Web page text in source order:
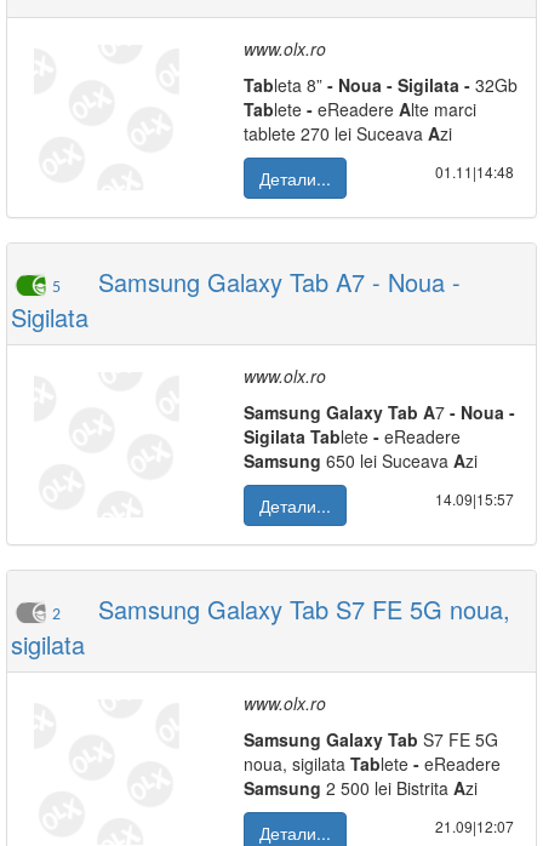
www.olx.ro
Tableta 8” - Noua - Sigilata - 32Gb
Tablete - eReadere Alte marci
tablete 270 lei Suceava Azi
Детали...
01.11|14:48
5
Samsung Galaxy Tab A7 - Noua -
Sigilata
www.olx.ro
Samsung Galaxy Tab A7 - Noua -
Sigilata Tablete - eReadere
Samsung 650 lei Suceava Azi
Детали...
14.09|15:57
2
Samsung Galaxy Tab S7 FE 5G noua,
sigilata
www.olx.ro
Samsung Galaxy Tab S7 FE 5G
noua, sigilata Tablete - eReadere
Samsung 2 500 lei Bistrita Azi
Детали...
21.09|12:07